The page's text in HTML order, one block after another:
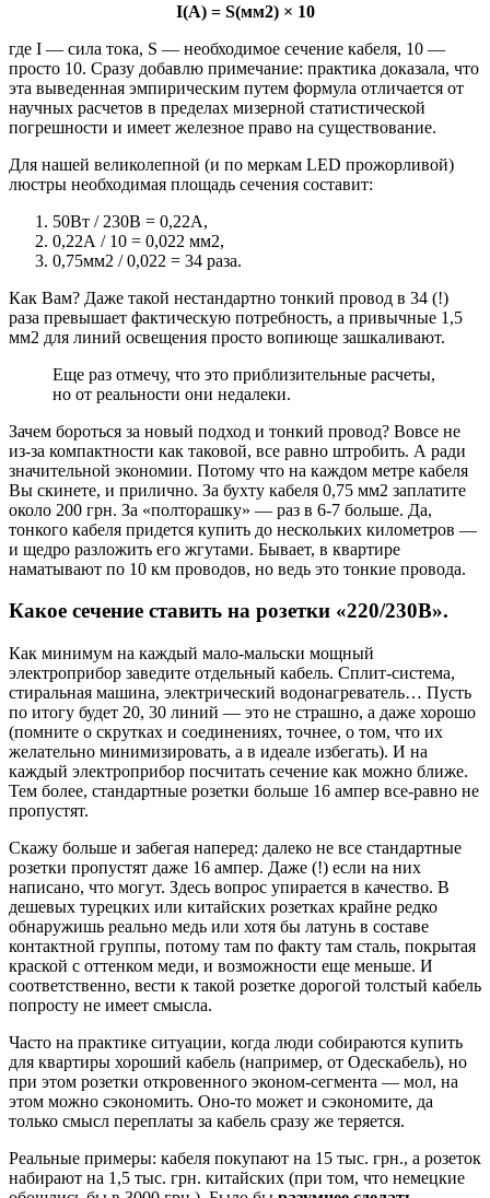
I(А) = S(мм2) × 10
где I — сила тока, S — необходимое сечение кабеля, 10 —
просто 10. Сразу добавлю примечание: практика доказала, что
эта выведенная эмпирическим путем формула отличается от
научных расчетов в пределах мизерной статистической
погрешности и имеет железное право на существование.
Для нашей великолепной (и по меркам LED прожорливой)
люстры необходимая площадь сечения составит:
50Вт / 230В = 0,22А,
0,22А / 10 = 0,022 мм2,
0,75мм2 / 0,022 = 34 раза.
Как Вам? Даже такой нестандартно тонкий провод в 34 (!)
раза превышает фактическую потребность, а привычные 1,5
мм2 для линий освещения просто вопиюще зашкаливают.
Еще раз отмечу, что это приблизительные расчеты,
но от реальности они недалеки.
Зачем бороться за новый подход и тонкий провод? Вовсе не
из-за компактности как таковой, все равно штробить. А ради
значительной экономии. Потому что на каждом метре кабеля
Вы скинете, и прилично. За бухту кабеля 0,75 мм2 заплатите
около 200 грн. За «полторашку» — раз в 6-7 больше. Да,
тонкого кабеля придется купить до нескольких километров —
и щедро разложить его жгутами. Бывает, в квартире
наматывают по 10 км проводов, но ведь это тонкие провода.
Какое сечение ставить на розетки «220/230В».
Как минимум на каждый мало-мальски мощный
электроприбор заведите отдельный кабель. Сплит-система,
стиральная машина, электрический водонагреватель… Пусть
по итогу будет 20, 30 линий — это не страшно, а даже хорошо
(помните о скрутках и соединениях, точнее, о том, что их
желательно минимизировать, а в идеале избегать). И на
каждый электроприбор посчитать сечение как можно ближе.
Тем более, стандартные розетки больше 16 ампер все-равно не
пропустят.
Скажу больше и забегая наперед: далеко не все стандартные
розетки пропустят даже 16 ампер. Даже (!) если на них
написано, что могут. Здесь вопрос упирается в качество. В
дешевых турецких или китайских розетках крайне редко
обнаружишь реально медь или хотя бы латунь в составе
контактной группы, потому там по факту там сталь, покрытая
краской с оттенком меди, и возможности еще меньше. И
соответственно, вести к такой розетке дорогой толстый кабель
попросту не имеет смысла.
Часто на практике ситуации, когда люди собираются купить
для квартиры хороший кабель (например, от Одескабель), но
при этом розетки откровенного эконом-сегмента — мол, на
этом можно сэкономить. Оно-то может и сэкономите, да
только смысл переплаты за кабель сразу же теряется.
Реальные примеры: кабеля покупают на 15 тыс. грн., а розеток
набирают на 1,5 тыс. грн. китайских (при том, что немецкие